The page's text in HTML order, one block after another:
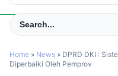
Home » News » DPRD DKI :
Diperbaiki Oleh Pemprov